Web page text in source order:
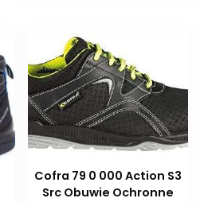
Cofra 79 0 000 Action S3
Src Obuwie Ochronne